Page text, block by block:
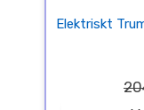
Elektriskt